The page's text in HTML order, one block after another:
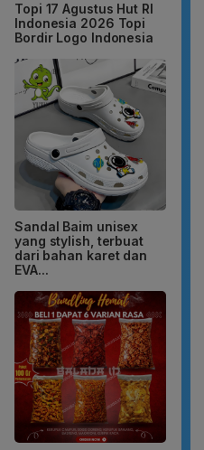
Topi 17 Agustus Hut RI
Indonesia 2026 Topi
Bordir Logo Indonesia
Sandal Baim unisex
yang stylish, terbuat
dari bahan karet dan
EVA...